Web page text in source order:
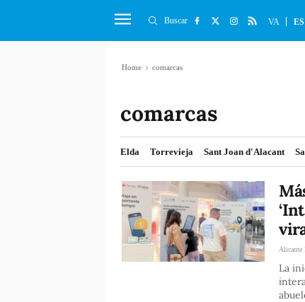
Buscar VA ES
Home comarcas
comarcas
Elda Torrevieja Sant Joan d'Alacant
Alicante
La